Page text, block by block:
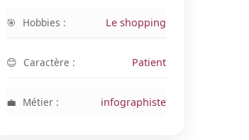
Hobbies : Le shopping
Caractère : Patient
Métier : infographiste